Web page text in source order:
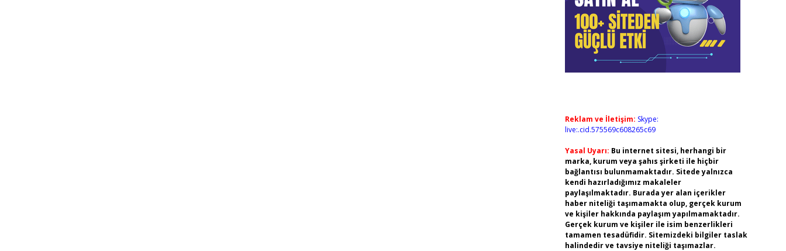
Reklam ve İletişim: Skype:
live:.cid.575569c608265c69
Yasal Uyarı: Bu internet sitesi, herhangi bir
marka, kurum veya şahıs şirketi ile hiçbir
bağlantısı bulunmamaktadır. Sitede yalnızca
kendi hazırladığımız makaleler
paylaşılmaktadır. Burada yer alan içerikler
haber niteliği taşımamakta olup, gerçek kurum
ve kişiler hakkında paylaşım yapılmamaktadır.
Gerçek kurum ve kişiler ile isim benzerlikleri
tamamen tesadüfidir. Sitemizdeki bilgiler taslak
halindedir ve tavsiye niteliği taşımazlar.